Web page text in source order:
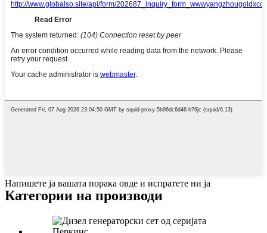
Напишете ја вашата порака овде и испратете ни ја
Категории на производи